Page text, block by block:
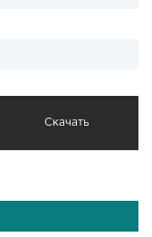
Скачать